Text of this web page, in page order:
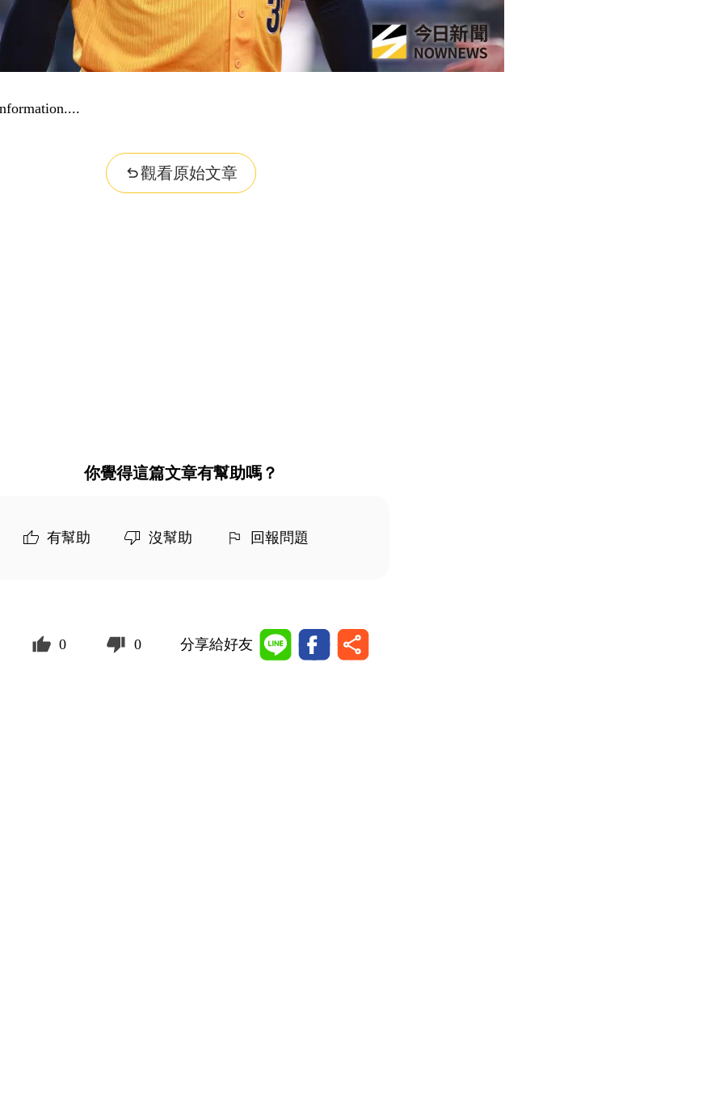
觀看原始文章
你覺得這篇文章有幫助嗎？
有幫助 沒幫助 回報問題
0 0 分享給好友